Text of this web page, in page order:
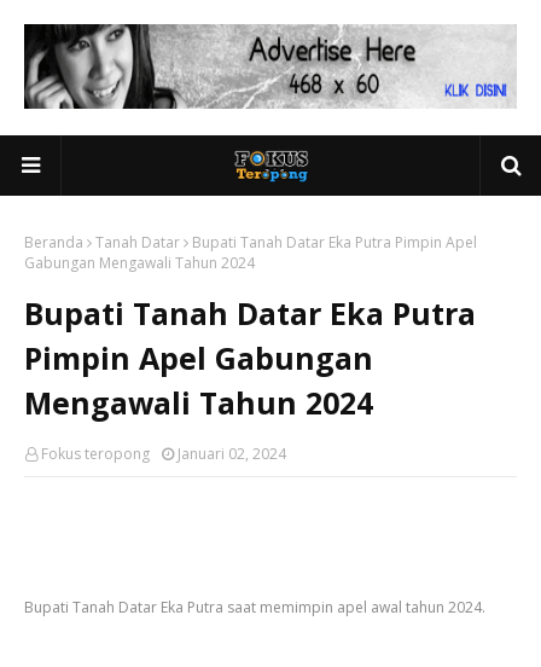
Beranda Tanah Datar
Bupati Tanah Datar Eka Putra Pimpin Apel
Gabungan Mengawali Tahun 2024
Bupati Tanah Datar Eka Putra
Pimpin Apel Gabungan
Mengawali Tahun 2024
Fokus teropong Januari 02, 2024
Bupati Tanah Datar Eka Putra saat memimpin apel awal tahun 2024.